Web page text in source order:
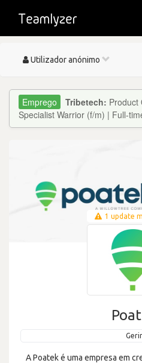
Toggle
Utilizador anónimo
Tribetech: Product
Specialist Warrior (f/m) | Full-
1 update
Gerir
A Poatek é uma empresa em